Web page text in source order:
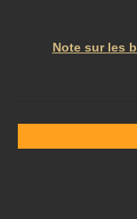
Note sur les